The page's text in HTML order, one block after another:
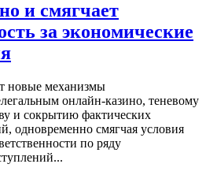
и смягчает
за экономические
новые механизмы
онлайн-казино, теневому
и сокрытию фактических
одновременно смягчая условия
по ряду